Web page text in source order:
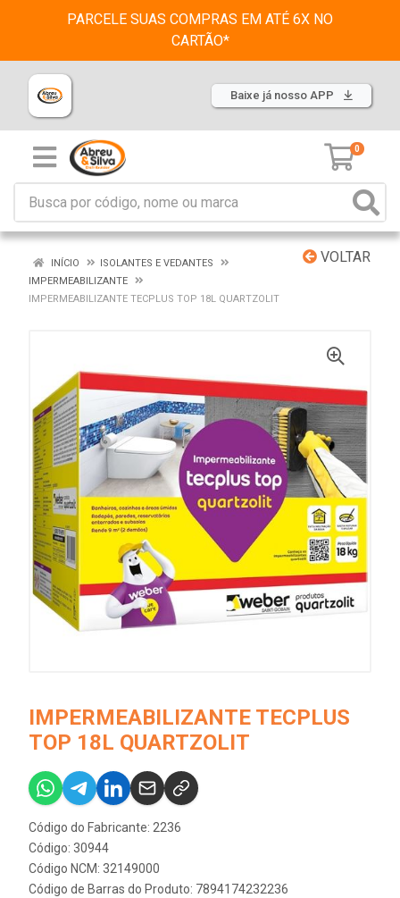
PARCELE SUAS COMPRAS EM ATÉ 6X NO
CARTÃO*
Baixe já nosso APP
0
VOLTAR
INÍCIO
ISOLANTES E VEDANTES
IMPERMEABILIZANTE
IMPERMEABILIZANTE TECPLUS TOP 18L QUARTZOLIT
IMPERMEABILIZANTE TECPLUS
TOP 18L QUARTZOLIT
Código do Fabricante: 2236
Código: 30944
Código NCM: 32149000
Código de Barras do Produto: 7894174232236